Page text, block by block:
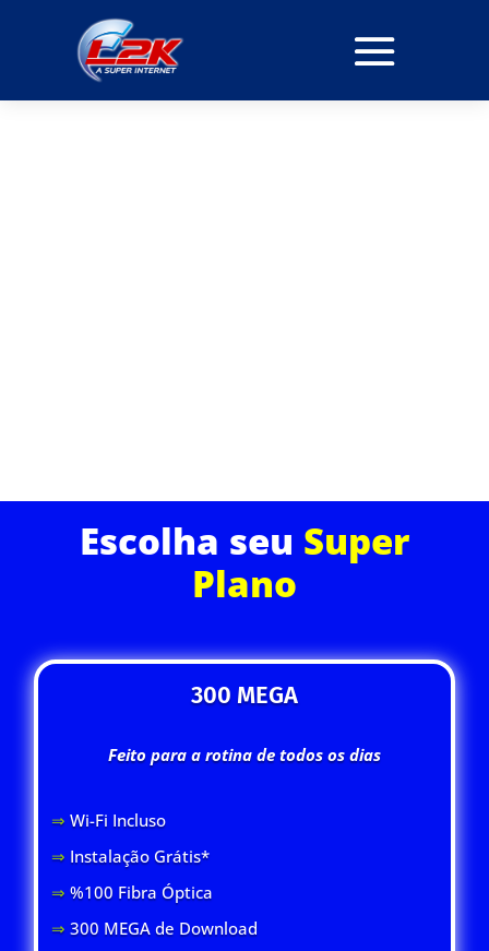
Escolha seu Super
Plano
300 MEGA
Feito para a rotina de todos os dias
⇒ Wi-Fi Incluso
⇒ Instalação Grátis*
⇒ %100 Fibra Óptica
⇒ 300 MEGA de Download